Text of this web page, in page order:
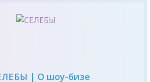
| О шоу-бизе